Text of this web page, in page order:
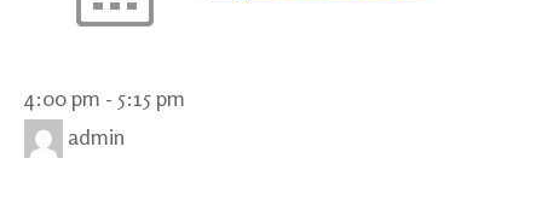
4:00 pm - 5:15 pm
admin